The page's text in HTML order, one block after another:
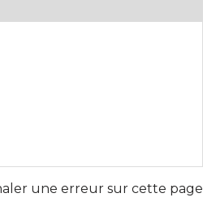
une erreur sur cette page